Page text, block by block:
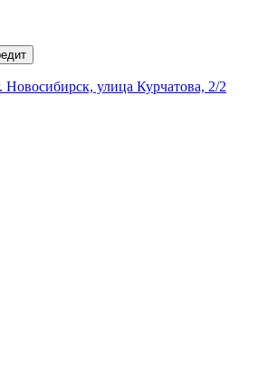
Новосибирск, улица Курчатова, 2/2